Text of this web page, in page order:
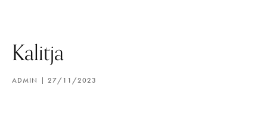
Kalitja
ADMIN 27/11/2023